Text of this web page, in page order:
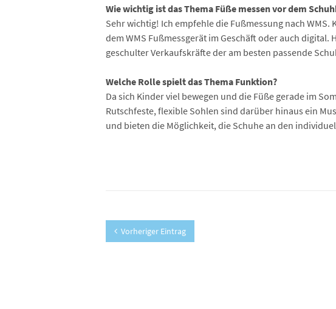
Wie wichtig ist das Thema Füße messen vor dem
Sehr wichtig! Ich empfehle die Fußmessung nach
dem WMS Fußmessgerät im Geschäft oder auch
geschulter Verkaufskräfte der am besten passende
Welche Rolle spielt das Thema Funktion?
Da sich Kinder viel bewegen und die Füße gerade im
Rutschfeste, flexible Sohlen sind darüber hinaus ein
und bieten die Möglichkeit, die Schuhe an den
Vorheriger Eintrag